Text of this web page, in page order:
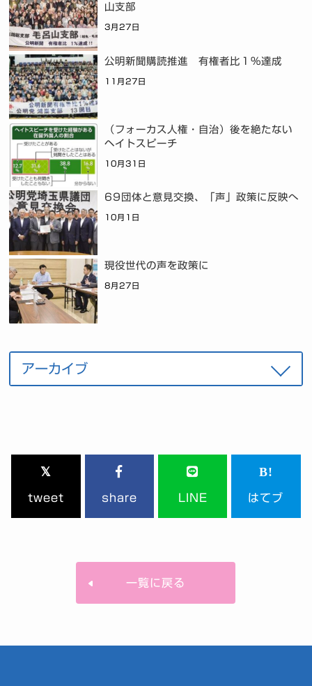
山支部
3月27日
公明新聞購読推進 有権者比１％達成
11月27日
（フォーカス人権・自治）後を絶たない
ヘイトスピーチ
10月31日
69団体と意見交換、「声」政策に反映へ
10月1日
現役世代の声を政策に
8月27日
tweet share LINE はてブ
一覧に戻る